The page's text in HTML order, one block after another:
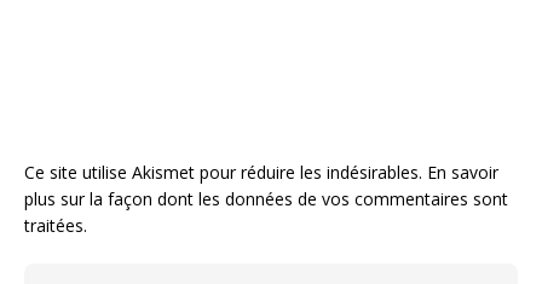
Ce site utilise Akismet pour réduire les indésirables. En savoir
plus sur la façon dont les données de vos commentaires sont
traitées.